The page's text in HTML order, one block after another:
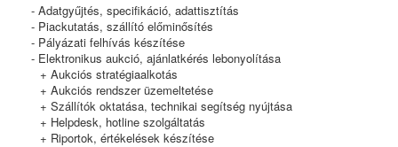
- Adatgyűjtés, specifikáció, adattisztítás
- Piackutatás, szállító előminősítés
- Pályázati felhívás készítése
- Elektronikus aukció, ajánlatkérés lebonyolítása
+ Aukciós stratégiaalkotás
+ Aukciós rendszer üzemeltetése
+ Szállítók oktatása, technikai segítség nyújtása
+ Helpdesk, hotline szolgáltatás
+ Riportok, értékelések készítése